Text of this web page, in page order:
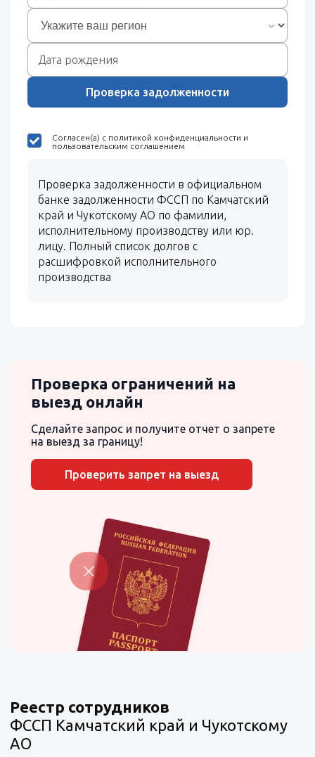
Проверка задолженности
Согласен(а) с политикой конфиденциальности и
пользовательским соглашением
Проверка задолженности в официальном
банке задолженности ФССП по Камчатский
край и Чукотскому АО по фамилии,
исполнительному производству или юр.
лицу. Полный список долгов с
расшифровкой исполнительного
производства
Проверка ограничений на
выезд онлайн
Сделайте запрос и получите отчет о запрете
на выезд за границу!
Проверить запрет на выезд
Реестр сотрудников
ФССП Камчатский край и Чукотскому
АО